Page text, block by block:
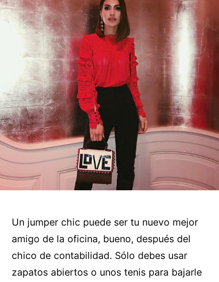
Un jumper chic puede ser tu nuevo mejor
amigo de la oficina, bueno, después del
chico de contabilidad. Sólo debes usar
zapatos abiertos o unos tenis para bajarle